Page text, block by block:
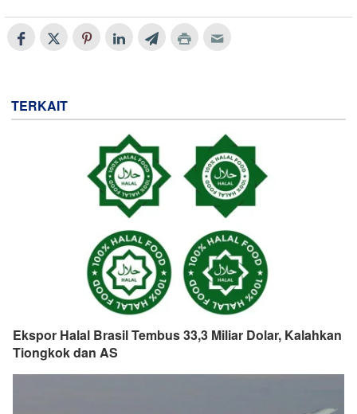
TERKAIT
Ekspor Halal Brasil Tembus 33,3 Miliar Dolar, Kalahkan
Tiongkok dan AS